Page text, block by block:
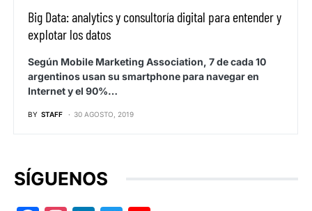
Big Data: analytics y consultoría digital para entender y
explotar los datos
Según Mobile Marketing Association, 7 de cada 10
argentinos usan su smartphone para navegar en
Internet y el 90%…
BY STAFF 30 AGOSTO, 2019
SÍGUENOS